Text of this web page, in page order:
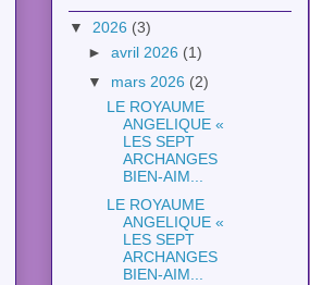
▼ 2026 (3)
► avril 2026 (1)
▼ mars 2026 (2)
LE ROYAUME
ANGELIQUE «
LES SEPT
ARCHANGES
BIEN-AIM...
LE ROYAUME
ANGELIQUE «
LES SEPT
ARCHANGES
BIEN-AIM...